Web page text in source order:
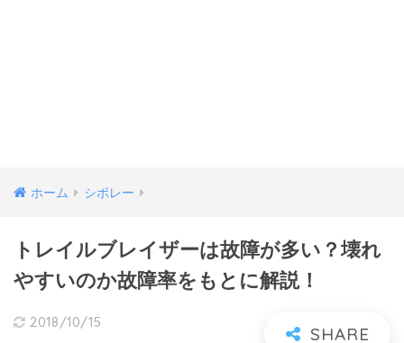
ホーム シボレー
トレイルブレイザーは故障が多い？壊れ
やすいのか故障率をもとに解説！
2018/10/15